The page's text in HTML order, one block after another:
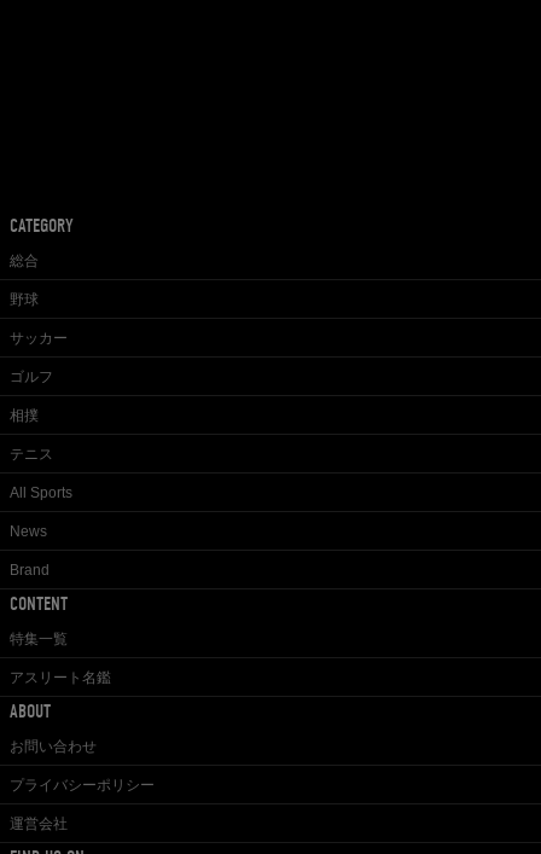
CATEGORY
総合
野球
サッカー
ゴルフ
相撲
テニス
All Sports
News
Brand
CONTENT
特集一覧
アスリート名鑑
ABOUT
お問い合わせ
プライバシーポリシー
運営会社